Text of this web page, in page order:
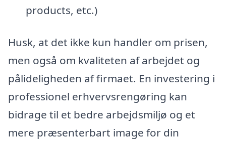
products, etc.)
Husk, at det ikke kun handler om prisen,
men også om kvaliteten af arbejdet og
pålideligheden af firmaet. En investering i
professionel erhvervsrengøring kan
bidrage til et bedre arbejdsmiljø og et
mere præsenterbart image for din